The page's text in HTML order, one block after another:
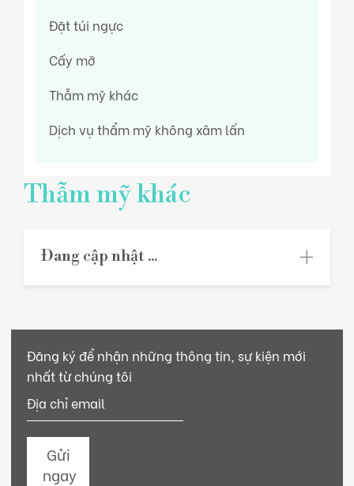
Liên hệ
Đặt túi ngực
Cấy mỡ
Thẫm mỹ khác
Dịch vụ thẩm mỹ không xâm lấn
Thẫm mỹ khác
Đang cập nhật ...
Đăng ký để nhận những thông tin, sự kiện mới
nhất từ chúng tôi
Gửi
ngay